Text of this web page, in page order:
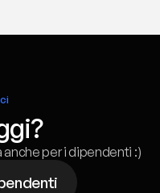
anche per i dipendenti :)